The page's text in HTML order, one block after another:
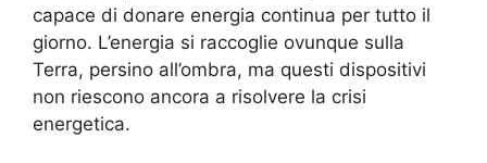
capace di donare energia continua per tutto il
giorno. L’energia si raccoglie ovunque sulla
Terra, persino all’ombra, ma questi dispositivi
non riescono ancora a risolvere la crisi
energetica.